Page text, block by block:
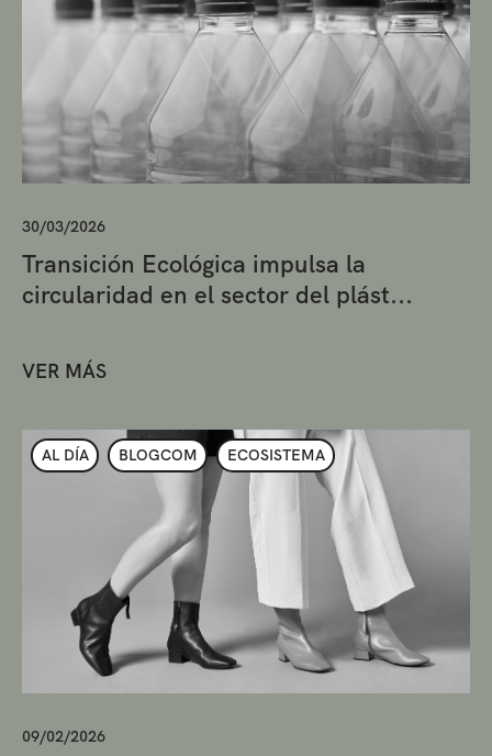
30/03/2026
Transición Ecológica impulsa la
circularidad en el sector del plást...
VER MÁS
AL DÍA BLOGCOM ECOSISTEMA
09/02/2026